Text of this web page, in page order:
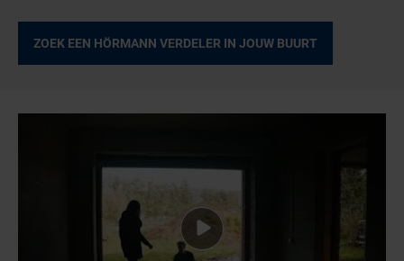
ZOEK EEN HÖRMANN VERDELER IN JOUW BUURT